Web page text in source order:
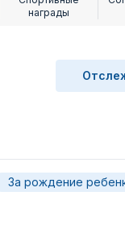
награды
За рождение